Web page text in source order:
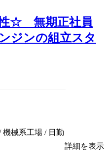
☆ 無期正社員
ジンの組立スタ
械系工場 / 日勤
詳細を表示